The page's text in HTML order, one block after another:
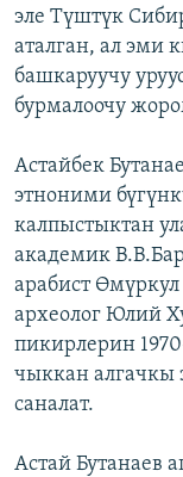
эле Түштүк
аталган, ал эми
башкаруучу
бурмалоочу
Астайбек
этноними
калпыстыктан
академик
арабист
археолог Юлий
пикирлерин
чыккан алгачкы
саналат.
Астай Бутанаев